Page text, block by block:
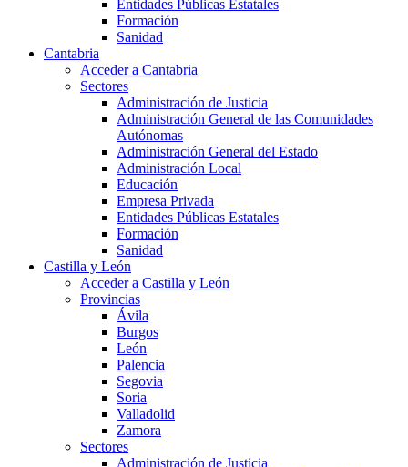
Entidades Públicas Estatales
Formación
Sanidad
Cantabria
Acceder a Cantabria
Sectores
Administración de Justicia
Administración General de las Comunidades
Autónomas
Administración General del Estado
Administración Local
Educación
Empresa Privada
Entidades Públicas Estatales
Formación
Sanidad
Castilla y León
Acceder a Castilla y León
Provincias
Ávila
Burgos
León
Palencia
Segovia
Soria
Valladolid
Zamora
Sectores
Administración de Justicia